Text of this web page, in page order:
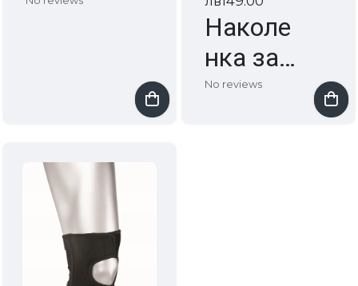
шини
ZK-X
ZAMST
Наколе
нка за
подкреп
No reviews